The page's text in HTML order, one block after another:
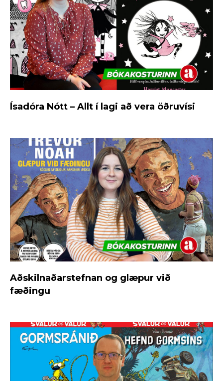
Ísadóra Nótt – Allt í lagi að vera öðruvísi
Aðskilnaðarstefnan og glæpur við
fæðingu